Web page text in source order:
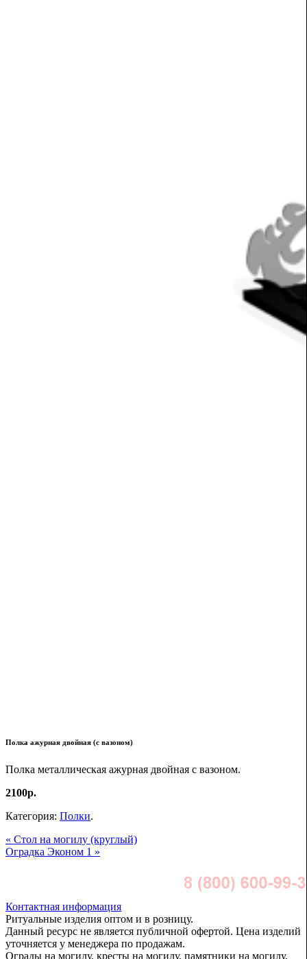
Полка ажурная двойная (с вазоном)
Полка металлическая ажурная двойная с вазоном.
2100р.
Категория: Полки.
« Стол на могилу (круглый)
Оградка Эконом 1 »
Контактная информация
Ритуальные изделия оптом и в розницу.
Данный ресурс не является публичной офертой. Цена изделий
уточняется у менеджера по продажам.
Ограды на могилу, кресты на могилу, памятники на могилу,